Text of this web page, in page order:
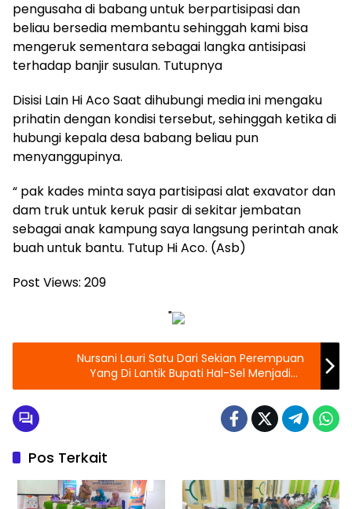
pengusaha di babang untuk berpartisipasi dan
beliau bersedia membantu sehinggah kami bisa
mengeruk sementara sebagai langka antisipasi
terhadap banjir susulan. Tutupnya
Disisi Lain Hi Aco Saat dihubungi media ini mengaku
prihatin dengan kondisi tersebut, sehinggah ketika di
hubungi kepala desa babang beliau pun
menyanggupinya.
“ pak kades minta saya partisipasi alat exavator dan
dam truk untuk keruk pasir di sekitar jembatan
sebagai anak kampung saya langsung perintah anak
buah untuk bantu. Tutup Hi Aco. (Asb)
Post Views: 209
"
Nursani Lauri Satu Dari Sekian Perempuan
Yang Di Lantik Bupati Hal-Sel Menjadi
Anggota BPD Periode 2021-2026
Pos Terkait